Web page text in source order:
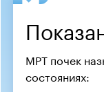
МРТ почек
состояниях: